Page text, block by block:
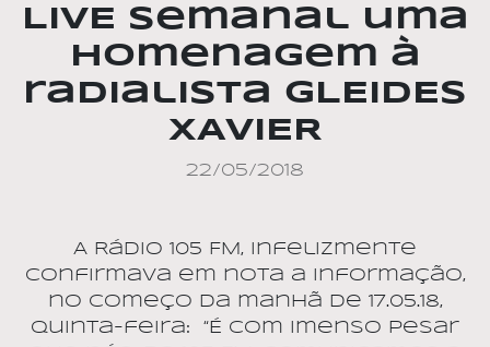
LIVE semanal uma
homenagem à
radialista GLEIDES
XAVIER
22/05/2018
A Rádio 105 FM, infelizmente
confirmava em nota a informação,
no começo da manhã de 17.05.18,
quinta-feira:
“É com imenso pesar